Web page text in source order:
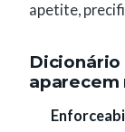
apetite,
aparecem